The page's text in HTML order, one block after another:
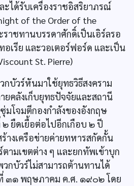
ได้รับเครื่องราชอิสริยาภรณ์
of the Order of the
ราชทานบรรดาศักดิ์เป็นเอิร์ลรอ
เรีย และวอเตอร์ฟอร์ด และเป็น
St. Pierre)
บัวร์หันมาใช้ยุทธวิธีสงคราม
ยคลังเก็บยุทธปัจจัยและสถานี
มโจมตีกองกำลังของอังกฤษ
ยืดเยื้อต่อไปอีกเกือบ ๒ ปี
างเครือข่ายค่ายทหารสกัดกั้น
ามเขตต่าง ๆ และยกทัพเข้าบุก
กบัวร์ไม่สามารถต้านทานได้
๓๑ พฤษภาคม ค.ศ. ๑๙๐๒ โดย